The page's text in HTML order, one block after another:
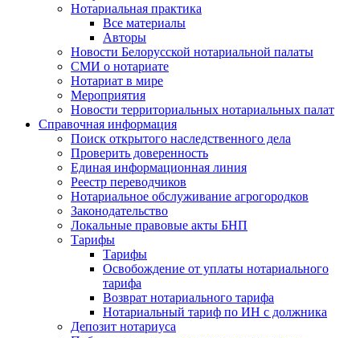
Нотариальная практика
Все материалы
Авторы
Новости Белорусской нотариальной палаты
СМИ о нотариате
Нотариат в мире
Мероприятия
Новости территориальных нотариальных палат
Справочная информация
Поиск открытого наследственного дела
Проверить доверенность
Единая информационная линия
Реестр переводчиков
Нотариальное обслуживание агрогородков
Законодательство
Локальные правовые акты БНП
Тарифы
Тарифы
Освобождение от уплаты нотариального
тарифа
Возврат нотариального тарифа
Нотариальный тариф по ИН с должника
Депозит нотариуса